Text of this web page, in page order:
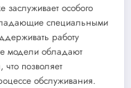
заслуживает особого
специальными
работу
модели обладают
что позволяет
обслуживания.